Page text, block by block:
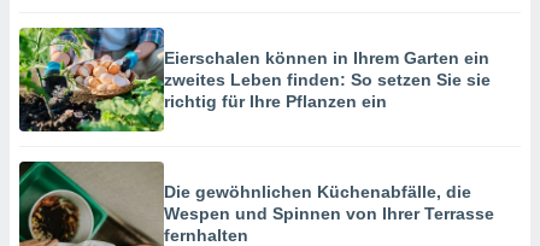
Eierschalen können in Ihrem Garten ein
zweites Leben finden: So setzen Sie sie
richtig für Ihre Pflanzen ein
Die gewöhnlichen Küchenabfälle, die
Wespen und Spinnen von Ihrer Terrasse
fernhalten